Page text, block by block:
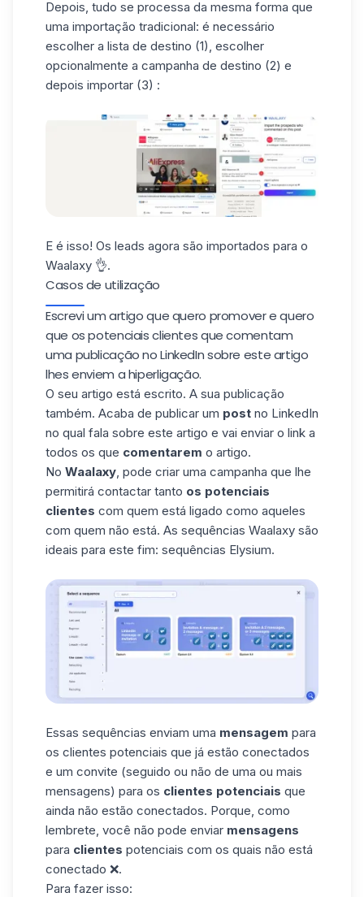
Depois, tudo se processa da mesma forma que
uma importação tradicional: é necessário
escolher a lista de destino (1), escolher
opcionalmente a campanha de destino (2) e
depois importar (3) :
E é isso! Os leads agora são importados para o
Waalaxy 👌.
Casos de utilização
Escrevi um artigo que quero promover e quero
que os potenciais clientes que comentam
uma publicação no LinkedIn sobre este artigo
lhes enviem a hiperligação.
O seu artigo está escrito. A sua publicação
também. Acaba de publicar um post no LinkedIn
no qual fala sobre este artigo e vai enviar o link a
todos os que comentarem o artigo.
No Waalaxy, pode criar uma campanha que lhe
permitirá contactar tanto os potenciais
clientes com quem está ligado como aqueles
com quem não está. As sequências Waalaxy são
ideais para este fim: sequências Elysium.
Essas sequências enviam uma mensagem para
os clientes potenciais que já estão conectados
e um convite (seguido ou não de uma ou mais
mensagens) para os clientes potenciais que
ainda não estão conectados. Porque, como
lembrete, você não pode enviar mensagens
para clientes potenciais com os quais não está
conectado ❌.
Para fazer isso: